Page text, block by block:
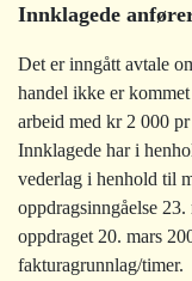
Innklagede
Det er inngått avtale
handel ikke er
arbeid med kr 2 000
Innklagede har i
vederlag i henhold til
oppdragsinngåelse
oppdraget 20. mars
fakturagrunnlag/timer.